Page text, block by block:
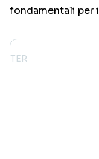
fondamentali per